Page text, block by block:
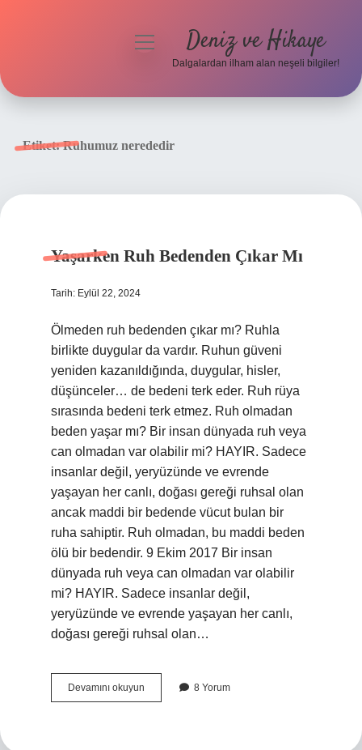
menüyü
Deniz ve Hikaye
Dalgalardan ilham alan neşeli bilgiler!
Etiket:Ruhumuz nerededir
Yaşarken Ruh Bedenden Çıkar Mı
Tarih: Eylül 22, 2024
Ölmeden ruh bedenden çıkar mı? Ruhla
birlikte duygular da vardır. Ruhun güveni
yeniden kazanıldığında, duygular, hisler,
düşünceler… de bedeni terk eder. Ruh rüya
sırasında bedeni terk etmez. Ruh olmadan
beden yaşar mı? Bir insan dünyada ruh veya
can olmadan var olabilir mi? HAYIR. Sadece
insanlar değil, yeryüzünde ve evrende
yaşayan her canlı, doğası gereği ruhsal olan
ancak maddi bir bedende vücut bulan bir
ruha sahiptir. Ruh olmadan, bu maddi beden
ölü bir bedendir. 9 Ekim 2017 Bir insan
dünyada ruh veya can olmadan var olabilir
mi? HAYIR. Sadece insanlar değil,
yeryüzünde ve evrende yaşayan her canlı,
doğası gereği ruhsal olan…
Devamını okuyun Yaşarken
Ruh
8 Yorum